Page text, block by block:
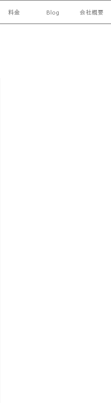
料金 Blog 会社概要